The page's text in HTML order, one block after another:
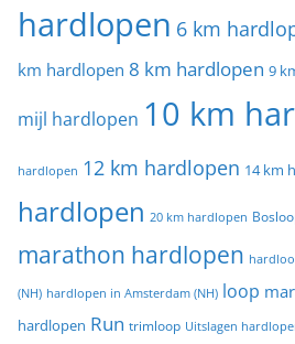
hardlopen 6 km
km hardlopen 8 km hardlopen 9
mijl hardlopen 10 km
hardlopen 12 km hardlopen 14 km
hardlopen 20 km hardlopen
marathon hardlopen
(NH) hardlopen in Amsterdam (NH) loop
hardlopen Run trimloop Uitslagen